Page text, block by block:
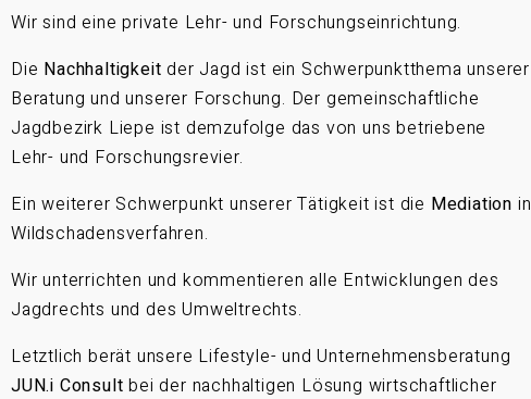
Wir sind eine private Lehr- und Forschungseinrichtung.
Die Nachhaltigkeit der Jagd ist ein Schwerpunktthema unserer
Beratung und unserer Forschung. Der gemeinschaftliche
Jagdbezirk Liepe ist demzufolge das von uns betriebene
Lehr- und Forschungsrevier.
Ein weiterer Schwerpunkt unserer Tätigkeit ist die Mediation in
Wildschadensverfahren.
Wir unterrichten und kommentieren alle Entwicklungen des
Jagdrechts und des Umweltrechts.
Letztlich berät unsere Lifestyle- und Unternehmensberatung
JUN.i Consult bei der nachhaltigen Lösung wirtschaftlicher